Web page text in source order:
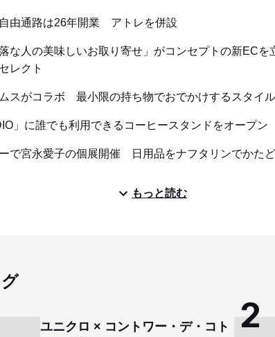
由通路は26年開業 アトレを併設
な人の美味しいお取り寄せ」がコンセプトの新ECを
レクト
スがコラボ 最小限の持ち物でおでかけするスタイ
」に誰でも利用できるコーヒースタンドをオープン
で宮永愛子の個展開催 日用品をナフタリンでかた
もっと読む
ユニクロ × コントワー・デ・コト